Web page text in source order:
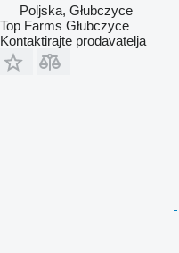
Poljska, Głubczyce
Top Farms Głubczyce
Kontaktirajte prodavatelja